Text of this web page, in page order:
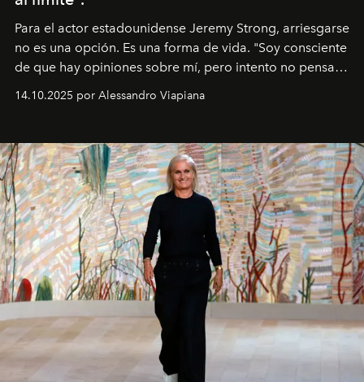
Para el actor estadounidense Jeremy Strong, arriesgarse
no es una opción. Es una forma de vida. "Soy consciente
de que hay opiniones sobre mí, pero intento no pensar
pérdida de tiempo", afirma.
14.10.2025 por Alessandro Viapiana